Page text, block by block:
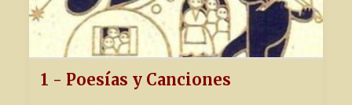
1 - Poesías y Canciones